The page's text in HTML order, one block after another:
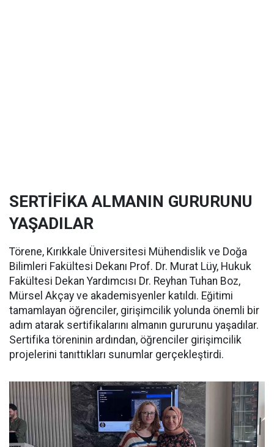
SERTİFİKA ALMANIN GURURUNU
YAŞADILAR
Törene, Kırıkkale Üniversitesi Mühendislik ve Doğa
Bilimleri Fakültesi Dekanı Prof. Dr. Murat Lüy, Hukuk
Fakültesi Dekan Yardımcısı Dr. Reyhan Tuhan Boz,
Mürsel Akçay ve akademisyenler katıldı. Eğitimi
tamamlayan öğrenciler, girişimcilik yolunda önemli bir
adım atarak sertifikalarını almanın gururunu yaşadılar.
Sertifika töreninin ardından, öğrenciler girişimcilik
projelerini tanıttıkları sunumlar gerçekleştirdi.